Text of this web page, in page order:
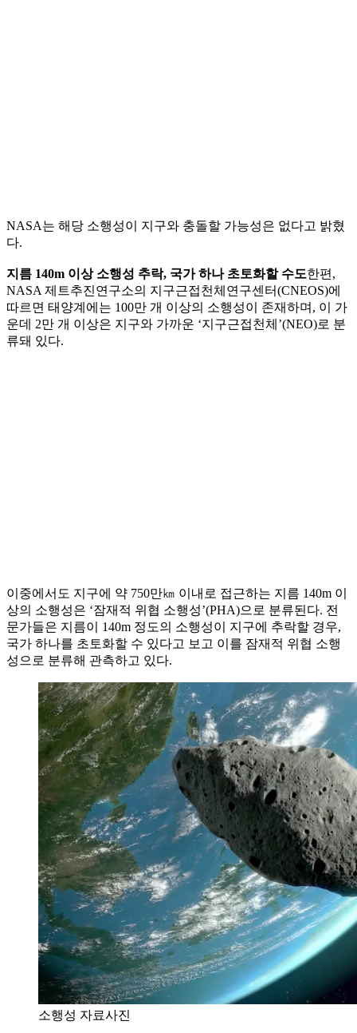
NASA는 해당 소행성이 지구와 충돌할 가능성은 없다고 밝혔
다.
지름 140m 이상 소행성 추락, 국가 하나 초토화할 수도한편,
NASA 제트추진연구소의 지구근접천체연구센터(CNEOS)에
따르면 태양계에는 100만 개 이상의 소행성이 존재하며, 이 가
운데 2만 개 이상은 지구와 가까운 ‘지구근접천체’(NEO)로 분
류돼 있다.
이중에서도 지구에 약 750만㎞ 이내로 접근하는 지름 140m 이
상의 소행성은 ‘잠재적 위협 소행성’(PHA)으로 분류된다. 전
문가들은 지름이 140m 정도의 소행성이 지구에 추락할 경우,
국가 하나를 초토화할 수 있다고 보고 이를 잠재적 위협 소행
성으로 분류해 관측하고 있다.
소행성 자료사진